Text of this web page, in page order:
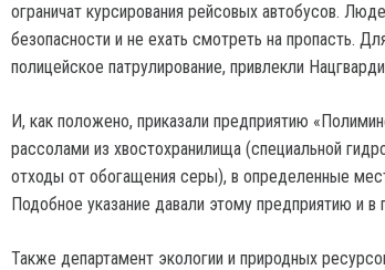
ограничат курсирования рейсовых автобусов.
безопасности и не ехать смотреть на пропасть.
полицейское патрулирование, привлекли
И, как положено, приказали предприятию
рассолами из хвостохранилища (специальной
отходы от обогащения серы), в определенные
Подобное указание давали этому предприятию и
Также департамент экологии и природных